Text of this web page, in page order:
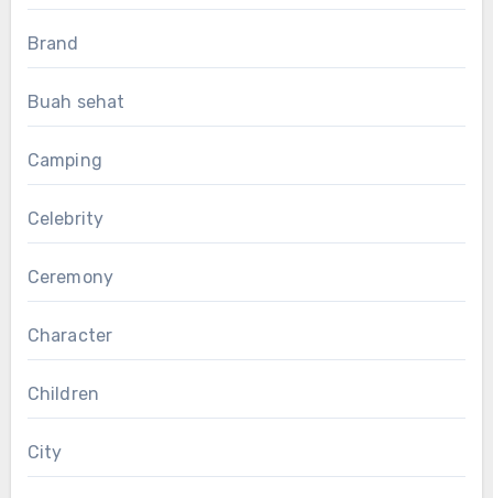
Brand
Buah sehat
Camping
Celebrity
Ceremony
Character
Children
City